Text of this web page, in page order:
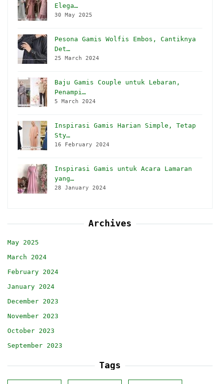
Elega…
30 May 2025
Pesona Gamis Wolfis Embos, Cantiknya
Det…
25 March 2024
Baju Gamis Couple untuk Lebaran,
Penampi…
5 March 2024
Inspirasi Gamis Harian Simple, Tetap
Sty…
16 February 2024
Inspirasi Gamis untuk Acara Lamaran
yang…
28 January 2024
Archives
May 2025
March 2024
February 2024
January 2024
December 2023
November 2023
October 2023
September 2023
Tags